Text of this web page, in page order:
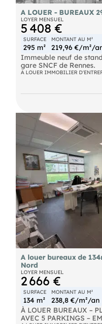
A LOUER - BUREAUX
LOYER MENSUEL
5 408 €
SURFACE
295 m²
MONTANT AU M²
219,96 €/m²/
Immeuble neuf de
gare SNCF de
que nous vous
- 1 salle de réunions, 7
- 1 cuisine, sanitaires
pour plus
aménagé, climatisé,
fonction de votre
en sous-sol. Les
naturels, miniers, ou
biens sont exposés,
A LOUER IMMOBILIER
A louer bureaux de
Nord
LOYER MENSUEL
2 666 €
SURFACE
134 m²
MONTANT AU M²
238,8 €/m²/an
À LOUER BUREAUX –
AVEC 5 PARKINGS –